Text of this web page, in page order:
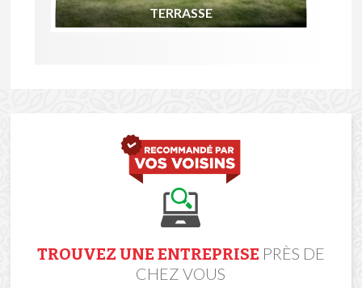
TERRASSE
TROUVEZ UNE ENTREPRISE PRÈS DE
CHEZ VOUS